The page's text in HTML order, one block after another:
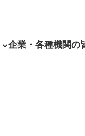
企業・各種機関の